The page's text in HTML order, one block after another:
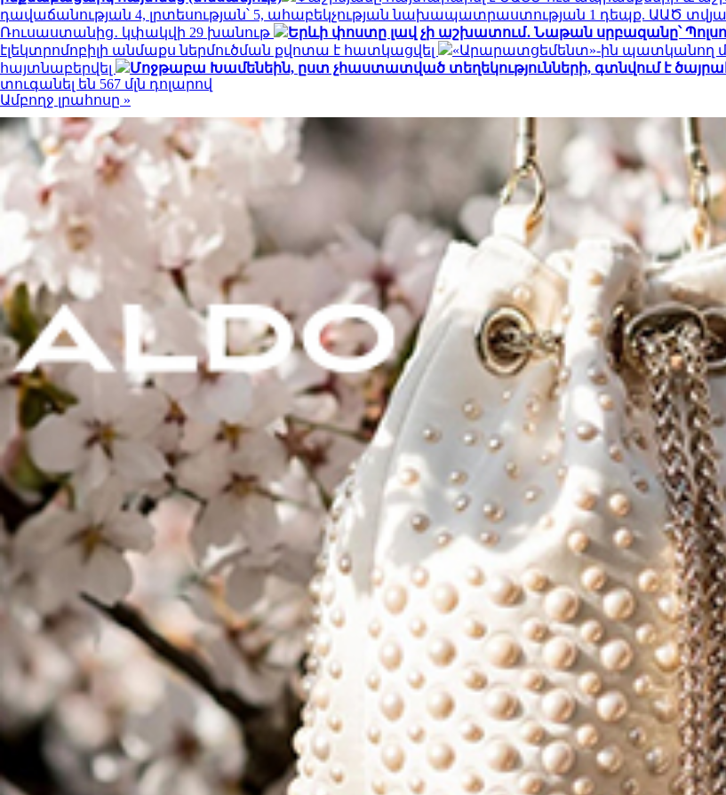
դավաճանության 4, լրտեսության՝ 5, ահաբեկչության նախապատրաստության 1 դեպք. ԱԱԾ
Ռուսաստանից․ կփակվի 29 խանութ
Երևի փոստը լավ չի աշխատում․ Նաթան սրբազանը՝
էլեկտրոմոբիլի անմաքս ներմուծման քվոտա է հատկացվել
«Արարատցեմենտ»-ին պատկանող
հայտնաբերվել
Մոջթաբա Խամենեին, ըստ չհաստատված տեղեկությունների, գտնվում է
տուգանել են 567 մլն դոլարով
Ամբողջ լրահոսը »